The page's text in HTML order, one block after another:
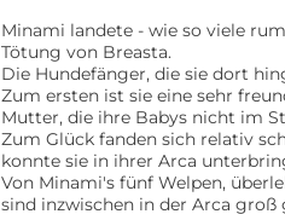
Minami landete - wie so viele
Tötung von Breasta.
Die Hundefänger, die sie dort
Zum ersten ist sie eine sehr
Mutter, die ihre Babys nicht im
Zum Glück fanden sich relativ
konnte sie in ihrer Arca
Von Minami's fünf Welpen,
sind inzwischen in der Arca groß